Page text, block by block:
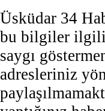
Üsküdar 34
bu bilgiler ilgili
saygı
adresleriniz